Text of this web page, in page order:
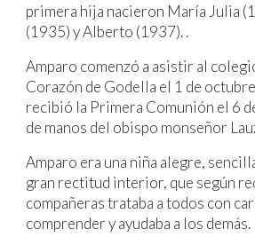
primera hija nacieron María Julia
(1935) y Alberto (1937). .
Amparo comenzó a asistir al
Corazón de Godella el 1 de
recibió la Primera Comunión el 6
de manos del obispo monseñor
Amparo era una niña alegre,
gran rectitud interior, que según
compañeras trataba a todos con
comprender y ayudaba a los demás.